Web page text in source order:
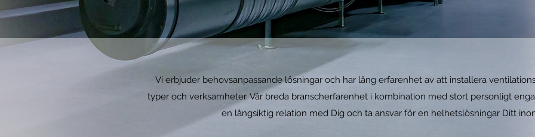
Vi erbjuder behovsanpassande lösningar och har lång erfarenhet av att installera
typer och verksamheter. Vår breda branscherfarenhet i kombination med stort personligt
en långsiktig relation med Dig och ta ansvar för en helhetslösningar Ditt